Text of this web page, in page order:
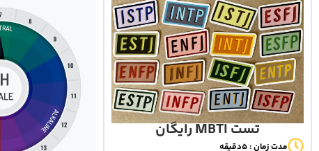
تست MBTI رایگان
مدت زمان : 5دقیقه